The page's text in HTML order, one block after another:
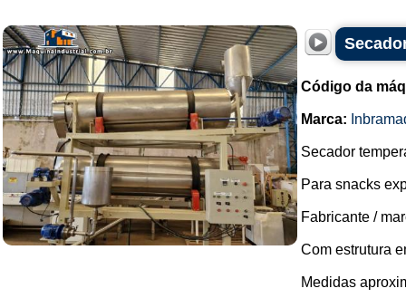
Código da
Marca:
Secador
Para snacks
Fabricante /
Com estrutura
Medidas